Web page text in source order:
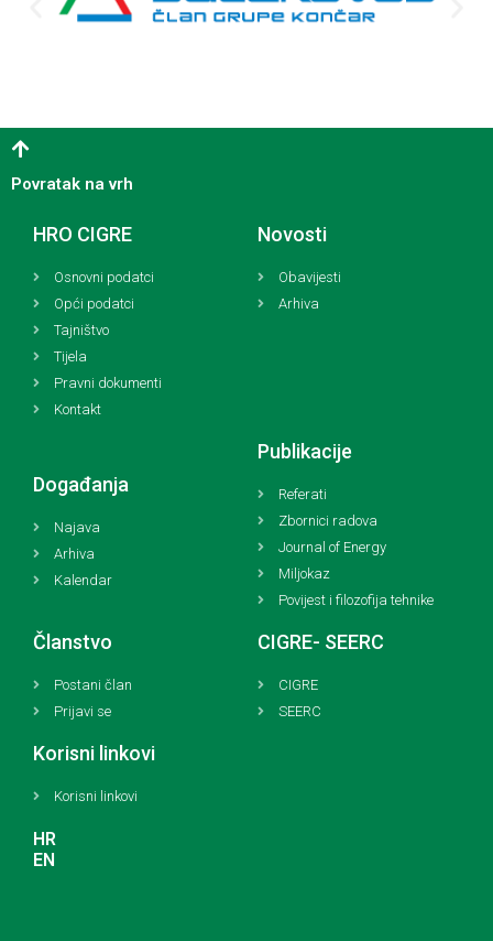
Povratak na vrh
HRO CIGRE
Osnovni podatci
Opći podatci
Tajništvo
Tijela
Pravni dokumenti
Kontakt
Novosti
Obavijesti
Arhiva
Događanja
Najava
Arhiva
Kalendar
Publikacije
Referati
Zbornici radova
Journal of Energy
Miljokaz
Povijest i filozofija tehnike
Članstvo
Postani član
Prijavi se
CIGRE- SEERC
CIGRE
SEERC
Korisni linkovi
Korisni linkovi
HR
EN